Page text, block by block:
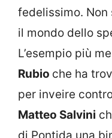
fedelissimo. Non
il mondo dello
L’esempio più
Rubio che ha
per inveire
Matteo Salvini